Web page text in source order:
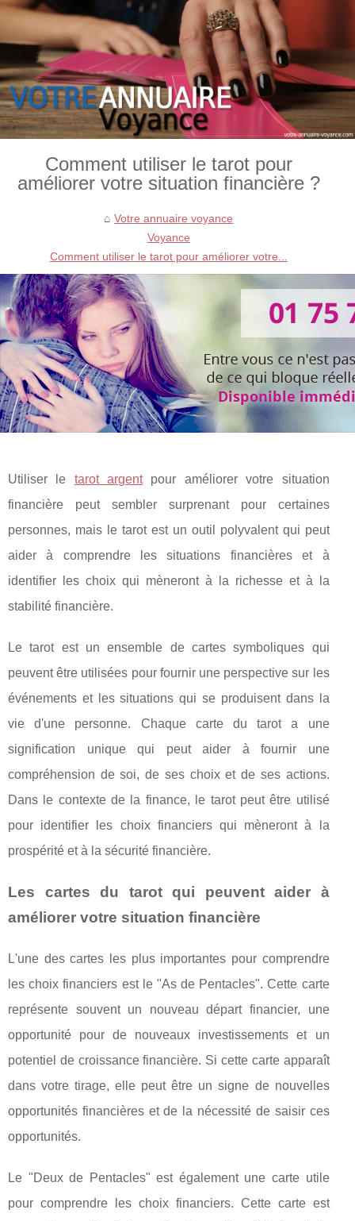
Comment utiliser le tarot pour
améliorer votre situation financière ?
Votre annuaire voyance
Voyance
Comment utiliser le tarot pour améliorer votre...
Utiliser le tarot argentpour améliorer votre situation
financière peut sembler surprenant pour certaines
personnes, mais le tarot est un outil polyvalent qui peut
aider à comprendre les situations financières et à
identifier les choix qui mèneront à la richesse et à la
stabilité financière.
Le tarot est un ensemble de cartes symboliques qui
peuvent être utilisées pour fournir une perspective sur les
événements et les situations qui se produisent dans la
vie d'une personne. Chaque carte du tarot a une
signification unique qui peut aider à fournir une
compréhension de soi, de ses choix et de ses actions.
Dans le contexte de la finance, le tarot peut être utilisé
pour identifier les choix financiers qui mèneront à la
prospérité et à la sécurité financière.
Les cartes du tarot qui peuvent aider à
améliorer votre situation financière
L'une des cartes les plus importantes pour comprendre
les choix financiers est le "As de Pentacles". Cette carte
représente souvent un nouveau départ financier, une
opportunité pour de nouveaux investissements et un
potentiel de croissance financière. Si cette carte apparaît
dans votre tirage, elle peut être un signe de nouvelles
opportunités financières et de la nécessité de saisir ces
opportunités.
Le "Deux de Pentacles" est également une carte utile
pour comprendre les choix financiers. Cette carte est